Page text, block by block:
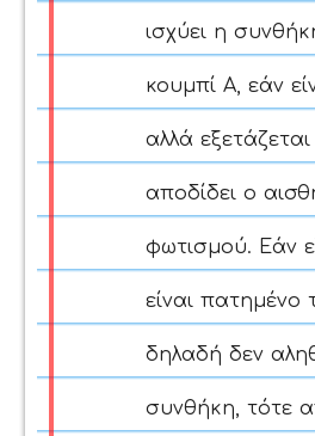
ισχύει η
κουμπί Α, εάν
αλλά
αποδίδει ο
φωτισμού. Εάν
είναι πατημένο
δηλαδή δεν
συνθήκη, τότε